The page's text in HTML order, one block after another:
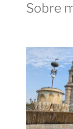
Sobre